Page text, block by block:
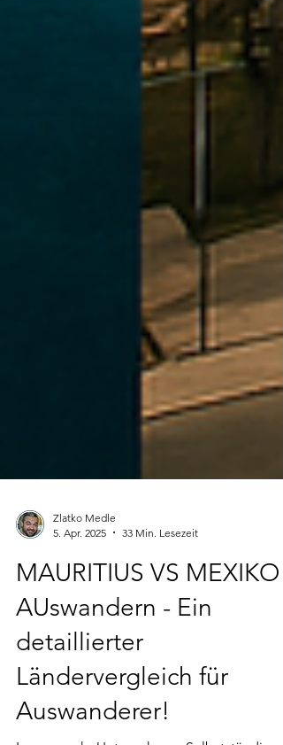
Zlatko Medle
33 Min. Lesezeit
MAURITIUS VS MEXIKO
AUswandern - Ein
detaillierter